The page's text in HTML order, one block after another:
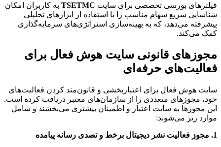
فیلترهای بورسی تخصصی برای سایت TSETMC به کاربران امکان
شناسایی سریع سهام مناسب را با استفاده از ابزارهای تحلیلی
پیشرفته می‌دهد، که به بهینه‌سازی استراتژی‌های سرمایه‌گذاری
کمک می‌کند.
مجوزهای قانونی سایت هوش فعال برای
فعالیت‌های حرفه‌ای
سایت هوش فعال برای اعتباربخشی و قانون‌مند کردن فعالیت‌های
خود، مجوزهای متعددی را از سازمان‌های معتبر دریافت کرده است.
این مجوزها به سایت اعتبار و اطمینان بیشتری می‌بخشند و شامل
موارد زیر می‌شوند:
1. مجوز فعالیت نشر دیجیتال برخط و تصدی رسانه پیامده